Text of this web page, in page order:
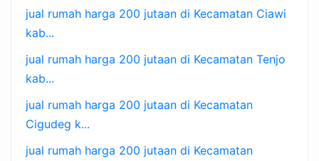
jual rumah harga 200 jutaan di Kecamatan Ciawi
kab...
jual rumah harga 200 jutaan di Kecamatan Tenjo
kab...
jual rumah harga 200 jutaan di Kecamatan
Cigudeg k...
jual rumah harga 200 jutaan di Kecamatan